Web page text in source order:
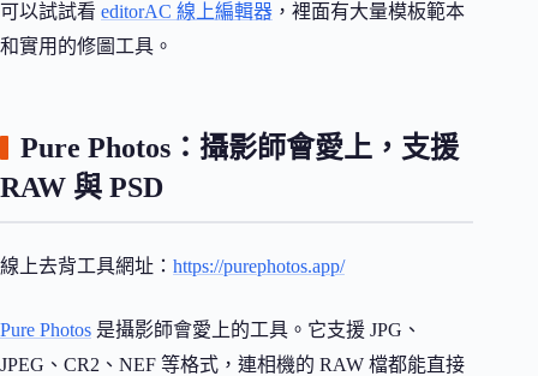
可以試試看 editorAC 線上編輯器 ，裡面有大量模板範本
和實用的修圖工具。
Pure Photos：攝影師會愛上，支援
RAW 與 PSD
線上去背工具網址： https://purephotos.app/
Pure Photos 是攝影師會愛上的工具。它支援 JPG、
JPEG、CR2、NEF 等格式，連相機的 RAW 檔都能直接